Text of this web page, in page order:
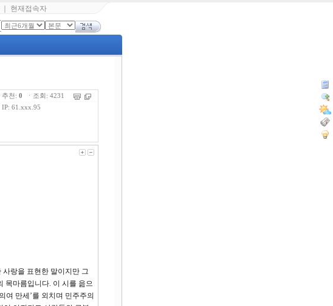
현재접속자
추천: 0 ㆍ조회: 4231
IP: 61.xxx.95
사랑을 표현한 말이지만 그
목마름입니다. 이 시를 읊으
여 만세’를 외치며 민주주의